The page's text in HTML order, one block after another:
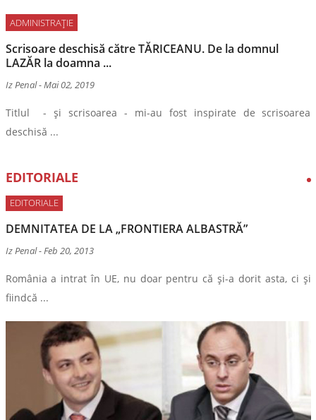
ADMINISTRAȚIE
Scrisoare deschisă către TĂRICEANU. De la domnul
LAZĂR la doamna ...
Iz Penal-Mai 02, 2019
Titlul - și scrisoarea - mi-au fost inspirate de scrisoarea
deschisă ...
EDITORIALE
EDITORIALE
DEMNITATEA DE LA „FRONTIERA ALBASTRĂ”
Iz Penal-Feb 20, 2013
România a intrat în UE, nu doar pentru că și-a dorit asta, ci și
fiindcă ...